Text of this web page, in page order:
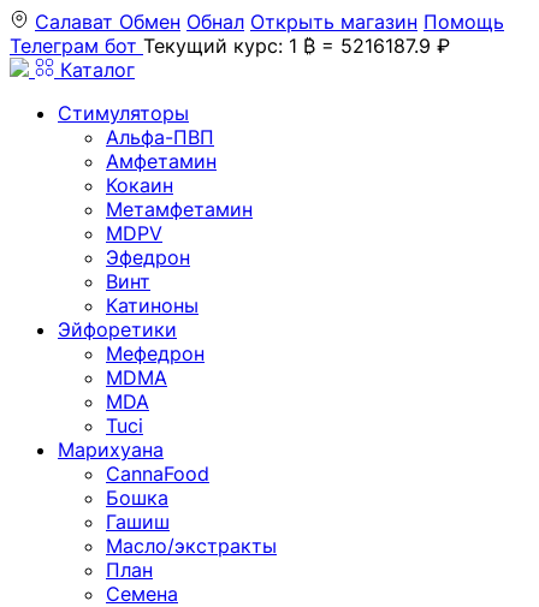
Салават Обмен Обнал Открыть магазин Помощь
Телеграм бот Текущий курс: 1 ₿ = 5216187.9 ₽
Каталог
Стимуляторы
Альфа-ПВП
Амфетамин
Кокаин
Метамфетамин
MDPV
Эфедрон
Винт
Катиноны
Эйфоретики
Мефедрон
MDMA
MDA
Tuci
Марихуана
CannaFood
Бошка
Гашиш
Масло/экстракты
План
Семена